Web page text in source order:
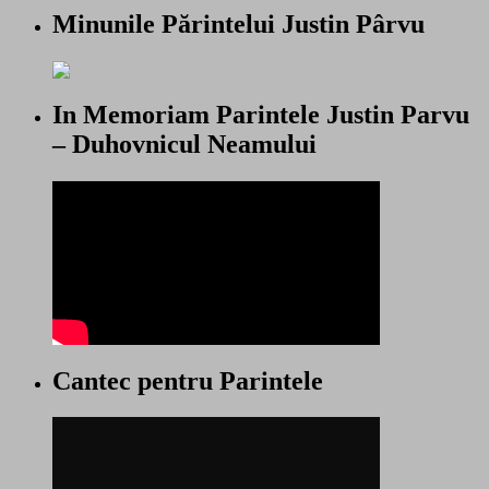
Minunile Părintelui Justin Pârvu
In Memoriam Parintele Justin Parvu
– Duhovnicul Neamului
Cantec pentru Parintele